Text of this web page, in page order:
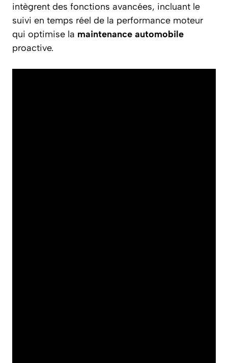
intègrent des fonctions avancées, incluant le
suivi en temps réel de la performance moteur
qui optimise la maintenance automobile
proactive.